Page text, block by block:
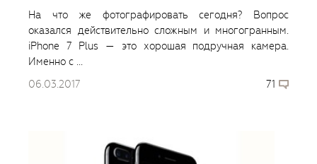
На что же фотографировать сегодня? Вопрос
оказался действительно сложным и многогранным.
iPhone 7 Plus — это хорошая подручная камера.
Именно с ...
06.03.2017
71